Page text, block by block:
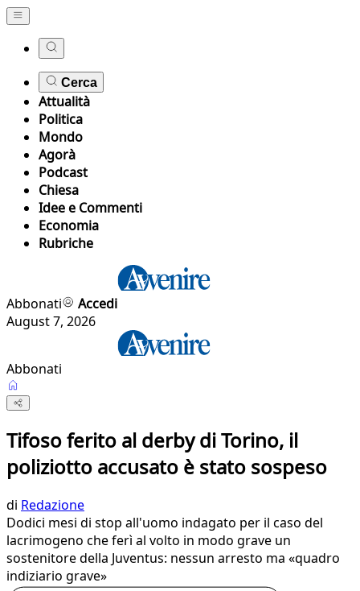
Cerca
Attualità
Politica
Mondo
Agorà
Podcast
Chiesa
Idee e Commenti
Economia
Rubriche
Abbonati
Accedi
August 7, 2026
Abbonati
Tifoso ferito al derby di Torino, il
poliziotto accusato è stato sospeso
di Redazione
Dodici mesi di stop all'uomo indagato per il caso del
lacrimogeno che ferì al volto in modo grave un
sostenitore della Juventus: nessun arresto ma «quadro
indiziario grave»